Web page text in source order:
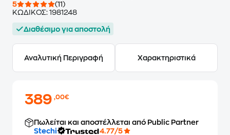
5
(11)
ΚΩΔΙΚΟΣ: 1981248
Διαθέσιμο για αποστολή
Αναλυτική Περιγραφή Χαρακτηριστικά
389,00€
Πωλείται και αποστέλλεται από Public Partner
Stechi
4.77/5